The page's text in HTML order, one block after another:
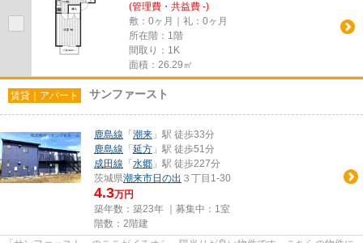
(管理費・共益費 -)
敷：0ヶ月｜礼：0ヶ月
所在階：1階
間取り：1K
面積：26.29㎡
賃貸｜アパート サンファースト
鹿島線 「 潮来 」駅 徒歩33分
鹿島線 「 延方 」駅 徒歩51分
成田線 「 水郷 」駅 徒歩227分
茨城県潮来市日の出 ３丁目1-30
4.3万円
築年数：築23年 ｜募集中： 1室
階数：2階建